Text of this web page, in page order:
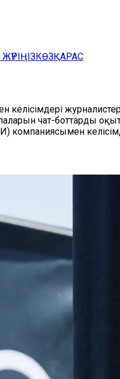
КӨЗҚАРАС
келісімдері
чат-боттарды
компаниясымен